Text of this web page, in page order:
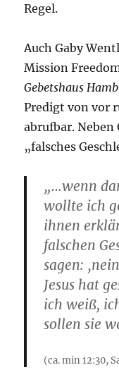
Regel.
Auch Gaby
Mission
Gebetshaus
Predigt von vor
abrufbar. Neben
„falsches
„…wenn
wollte ich
ihnen
falschen
sagen:
Jesus hat
ich weiß,
sollen sie
(ca. min 12:30,